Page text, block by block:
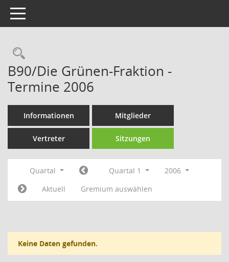
Toggle navigation
Rechercheauswahl
B90/Die Grünen-Fraktion -
Termine 2006
Informationen Mitglieder
Vertreter Sitzungen
Quartal Quartal 1
2006
Aktuell
Gremium auswählen
Keine Daten gefunden.